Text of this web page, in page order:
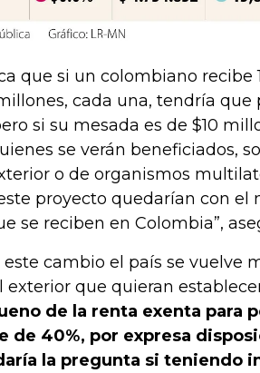
que si un colombiano recibe
cada una, tendría
si su mesada es de $10
se verán beneficiados,
o de organismos
proyecto quedarían con
se reciben en Colombia”,
cambio el país se vuelve
exterior que quieran
de la renta exenta para
de 40%, por expresa
la pregunta si teniendo